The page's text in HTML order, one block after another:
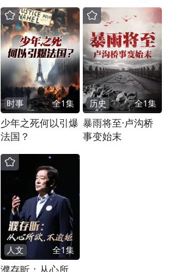
时事 全1集
少年之死何以引爆
法国？
历史 全1集
暴雨将至·卢沟桥
事变始末
人文 全1集